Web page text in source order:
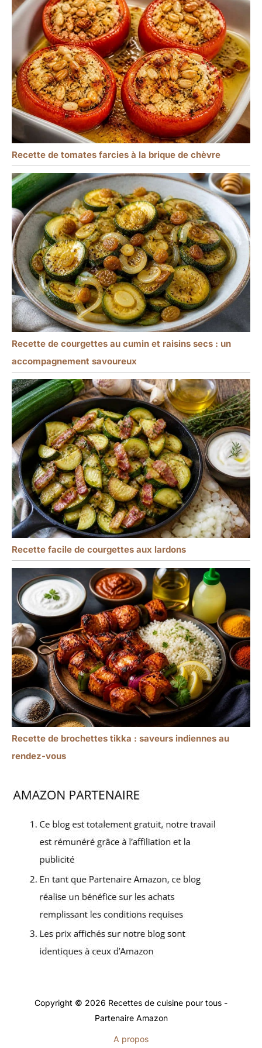
Recette de tomates farcies à la brique de chèvre
Recette de courgettes au cumin et raisins secs : un
accompagnement savoureux
Recette facile de courgettes aux lardons
Recette de brochettes tikka : saveurs indiennes au
rendez-vous
Copyright © 2026 Recettes de cuisine pour tous -
Partenaire Amazon
A propos